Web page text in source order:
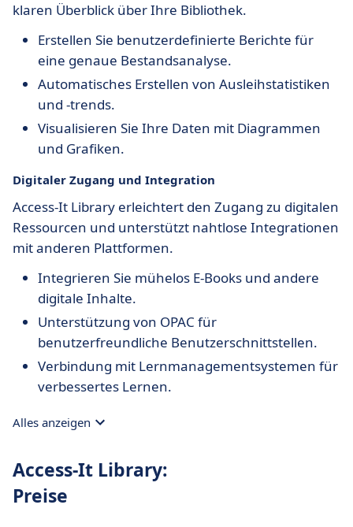
klaren Überblick über Ihre Bibliothek.
Erstellen Sie benutzerdefinierte Berichte für
eine genaue Bestandsanalyse.
Automatisches Erstellen von Ausleihstatistiken
und -trends.
Visualisieren Sie Ihre Daten mit Diagrammen
und Grafiken.
Digitaler Zugang und Integration
Access-It Library erleichtert den Zugang zu digitalen
Ressourcen und unterstützt nahtlose Integrationen
mit anderen Plattformen.
Integrieren Sie mühelos E-Books und andere
digitale Inhalte.
Unterstützung von OPAC für
benutzerfreundliche Benutzerschnittstellen.
Verbindung mit Lernmanagementsystemen für
verbessertes Lernen.
Alles anzeigen
Access-It Library:
Preise